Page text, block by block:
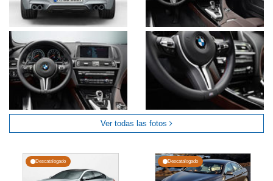
Ver todas las fotos
Descatalogado Descatalogado